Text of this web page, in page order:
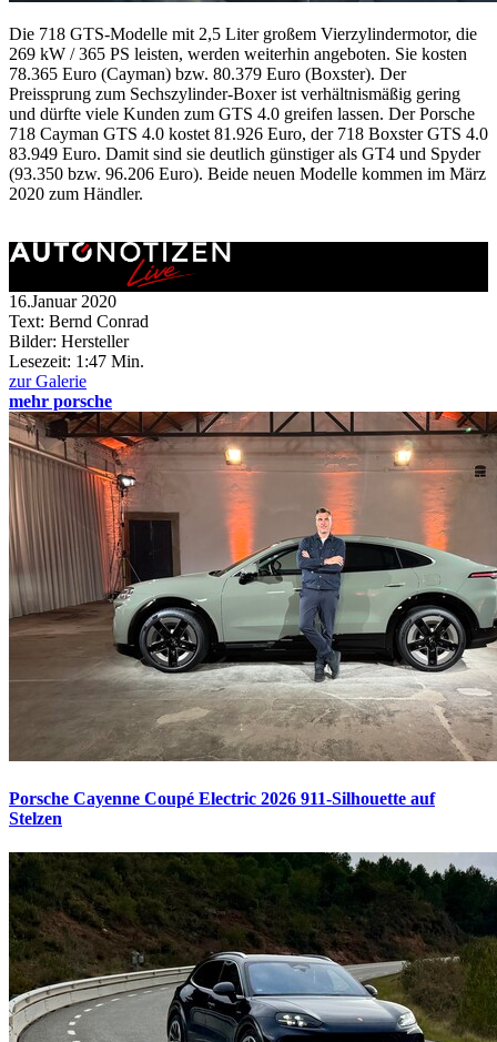
Die 718 GTS-Modelle mit 2,5 Liter großem Vierzylindermotor, die
269 kW / 365 PS leisten, werden weiterhin angeboten. Sie kosten
78.365 Euro (Cayman) bzw. 80.379 Euro (Boxster). Der
Preissprung zum Sechszylinder-Boxer ist verhältnismäßig gering
und dürfte viele Kunden zum GTS 4.0 greifen lassen. Der Porsche
718 Cayman GTS 4.0 kostet 81.926 Euro, der 718 Boxster GTS 4.0
83.949 Euro. Damit sind sie deutlich günstiger als GT4 und Spyder
(93.350 bzw. 96.206 Euro). Beide neuen Modelle kommen im März
2020 zum Händler.
16.Januar 2020
Text: Bernd Conrad
Bilder: Hersteller
Lesezeit: 1:47 Min.
zur Galerie
mehr porsche
Porsche Cayenne Coupé Electric 2026 911-Silhouette auf
Stelzen